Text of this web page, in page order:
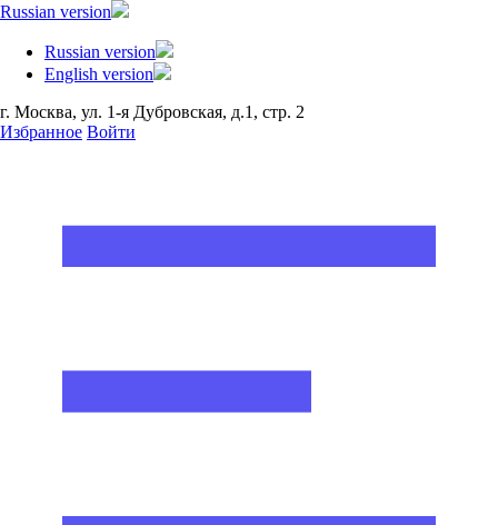
Russian version
Russian version
English version
г. Москва, ул. 1-я Дубровская, д.1, стр. 2
Избранное Войти